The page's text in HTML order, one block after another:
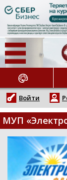
НОВОСТИ
Войти
МУП